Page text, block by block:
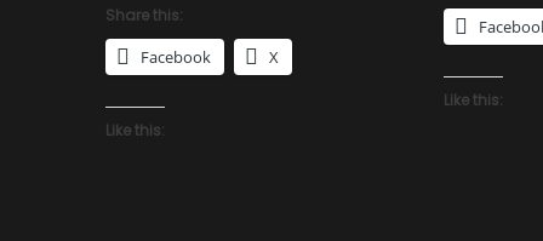
Share this:
Facebook X
Like this:
Like this: